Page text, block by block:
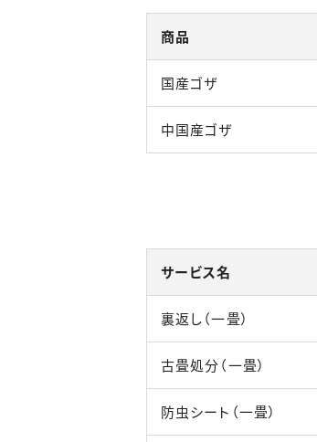
商品
国産ゴザ
中国産ゴザ
サービス名
裏返し（一畳）
古畳処分（一畳）
防虫シート（一畳）